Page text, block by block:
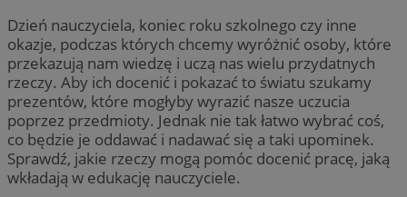
Dzień nauczyciela, koniec roku szkolnego czy inne
okazje, podczas których chcemy wyróżnić osoby, które
przekazują nam wiedzę i uczą nas wielu przydatnych
rzeczy. Aby ich docenić i pokazać to światu szukamy
prezentów, które mogłyby wyrazić nasze uczucia
poprzez przedmioty. Jednak nie tak łatwo wybrać coś,
co będzie je oddawać i nadawać się a taki upominek.
Sprawdź, jakie rzeczy mogą pomóc docenić pracę, jaką
wkładają w edukację nauczyciele.